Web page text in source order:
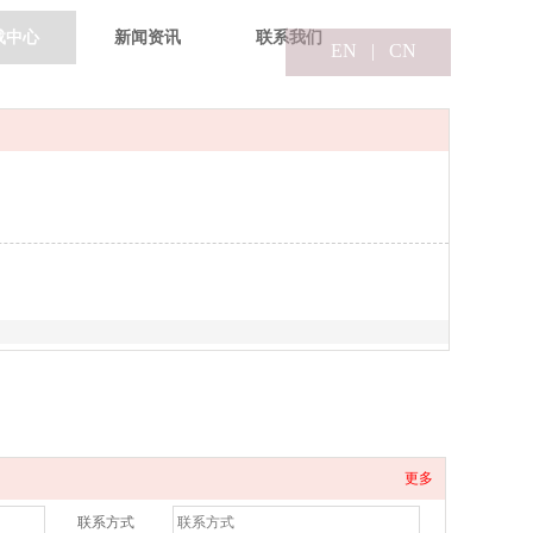
EN | CN
中心 新闻资讯 联系我们
更多
联系方式